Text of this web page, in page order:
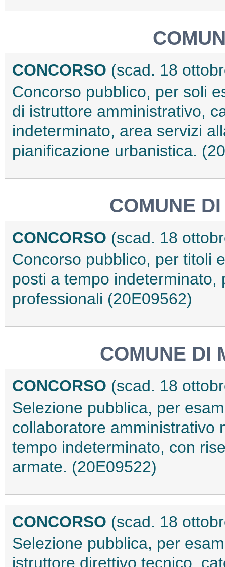
CONCORSO (scad. 18
Concorso pubblico, per soli
di istruttore amministrativo,
indeterminato, area servizi
pianificazione urbanistica.
COMUNE
CONCORSO (scad. 18
Concorso pubblico, per titoli
posti a tempo
professionali (20E09562)
COMUNE DI
CONCORSO (scad. 18
Selezione pubblica, per
collaboratore amministrativo
tempo indeterminato, con
armate. (20E09522)
CONCORSO (scad. 18
Selezione pubblica, per
istruttore direttivo tecnico,